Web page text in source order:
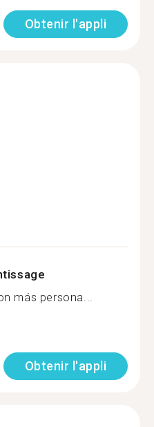
Obtenir l'appli
más persona...
Obtenir l'appli